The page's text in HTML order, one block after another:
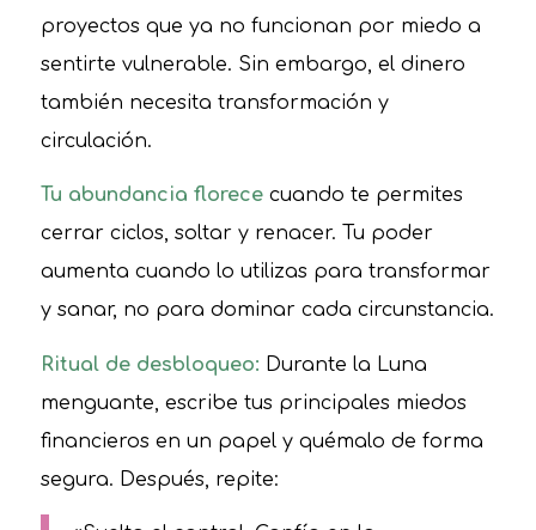
proyectos que ya no funcionan por miedo a
sentirte vulnerable. Sin embargo, el dinero
también necesita transformación y
circulación.
Tu abundancia florececuando te permites
cerrar ciclos, soltar y renacer. Tu poder
aumenta cuando lo utilizas para transformar
y sanar, no para dominar cada circunstancia.
Ritual de desbloqueo: Durante la Luna
menguante, escribe tus principales miedos
financieros en un papel y quémalo de forma
segura. Después, repite: